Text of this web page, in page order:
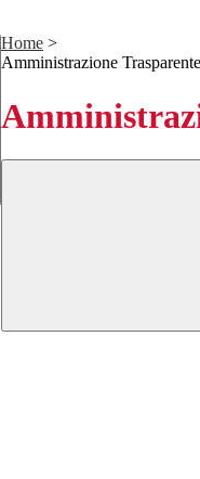
Home >
Amministrazione Trasparente